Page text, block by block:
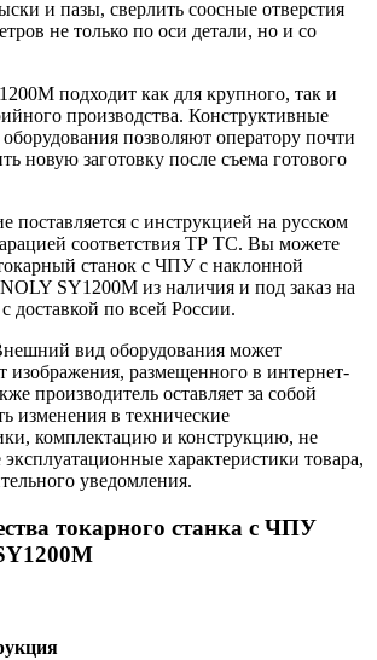
и пазы, сверлить соосные отверстия
не только по оси детали, но и со
подходит как для крупного, так и
производства. Конструктивные
позволяют оператору почти
новую заготовку после съема готового
поставляется с инструкцией на русском
соответствия ТР ТС. Вы можете
станок с ЧПУ с наклонной
SY1200M из наличия и под заказ на
доставкой по всей России.
вид оборудования может
изображения, размещенного в интернет-
производитель оставляет за собой
изменения в технические
комплектацию и конструкцию, не
характеристики товара,
уведомления.
токарного станка c ЧПУ